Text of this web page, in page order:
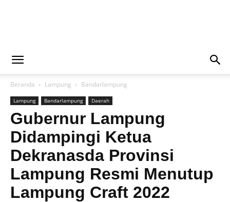
News
Beranda Lampung Bandarlampung
Lampung Bandarlampung Daerah
Gubernur Lampung
Didampingi Ketua
Dekranasda Provinsi
Lampung Resmi Menutup
Lampung Craft 2022